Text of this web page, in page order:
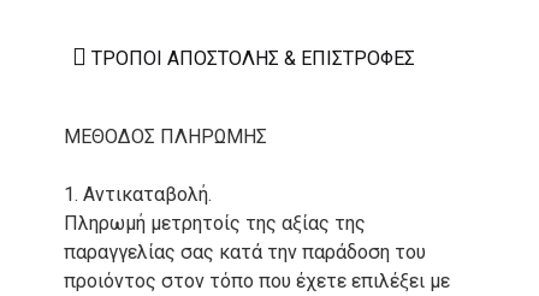
ΤΡΌΠΟΙ ΑΠΟΣΤΟΛΉΣ & ΕΠΙΣΤΡΟΦΈΣ
ΜΕΘΟΔΟΣ ΠΛΗΡΩΜΗΣ
1. Αντικαταβολή.
Πληρωμή μετρητοίς της αξίας της
παραγγελίας σας κατά την παράδοση του
προιόντος στον τόπο που έχετε επιλέξει με